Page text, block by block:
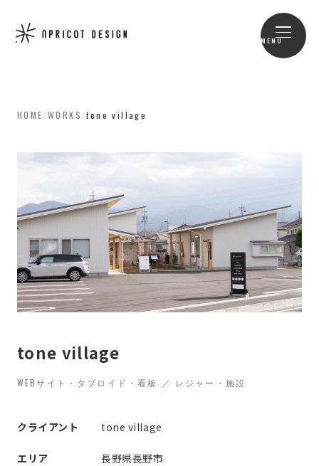
MENU
HOME /WORKS /tone village
tone village
WEBサイト・タブロイド・看板 ／ レジャー・施設
クライアント tone village
エリア 長野県長野市